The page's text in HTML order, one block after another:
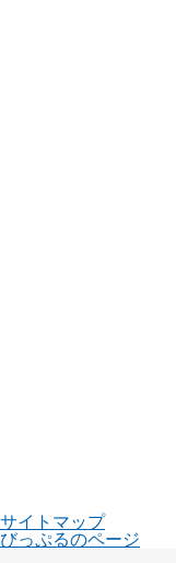
サイトマップ
びっぷるのページ